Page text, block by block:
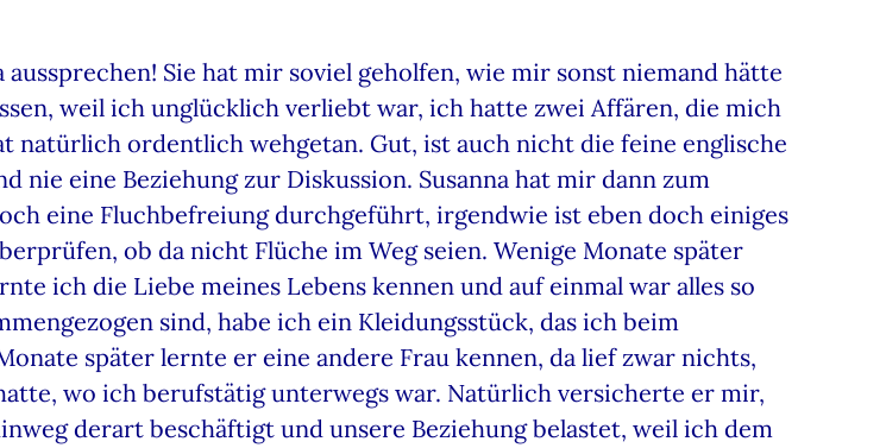
Sie hat mir soviel geholfen, wie mir sonst niemand hätte
weil ich unglücklich verliebt war, ich hatte zwei Affären, die mich
ordentlich wehgetan. Gut, ist auch nicht die feine englische
nie eine Beziehung zur Diskussion. Susanna hat mir dann zum
eine Fluchbefreiung durchgeführt, irgendwie ist eben doch einiges
ob da nicht Flüche im Weg seien. Wenige Monate später
ich die Liebe meines Lebens kennen und auf einmal war alles so
sind, habe ich ein Kleidungsstück, das ich beim
später lernte er eine andere Frau kennen, da lief zwar nichts,
wo ich berufstätig unterwegs war. Natürlich versicherte er mir,
derart beschäftigt und unsere Beziehung belastet, weil ich dem